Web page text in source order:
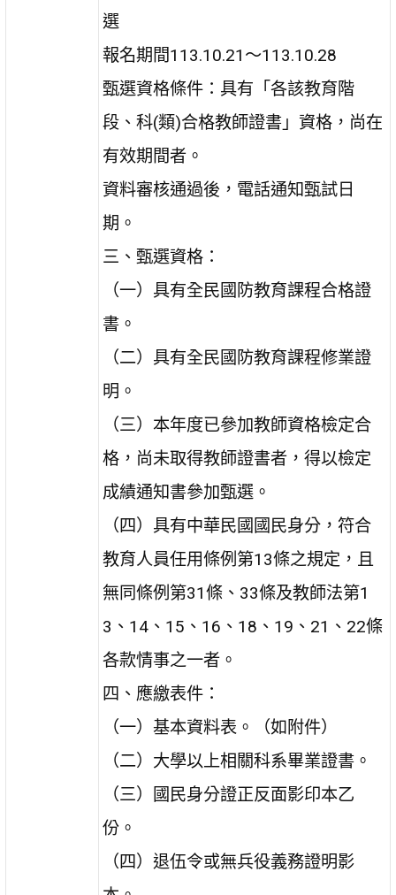
選
報名期間113.10.21～113.10.28
甄選資格條件：具有「各該教育階
段、科(類)合格教師證書」資格，尚在
有效期間者。
資料審核通過後，電話通知甄試日
期。
三、甄選資格：
（一）具有全民國防教育課程合格證
書。
（二）具有全民國防教育課程修業證
明。
（三）本年度已參加教師資格檢定合
格，尚未取得教師證書者，得以檢定
成績通知書參加甄選。
（四）具有中華民國國民身分，符合
教育人員任用條例第13條之規定，且
無同條例第31條、33條及教師法第1
3、14、15、16、18、19、21、22條
各款情事之一者。
四、應繳表件：
（一）基本資料表。（如附件）
（二）大學以上相關科系畢業證書。
（三）國民身分證正反面影印本乙
份。
（四）退伍令或無兵役義務證明影